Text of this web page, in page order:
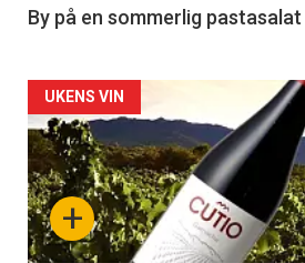
5
By på en sommerlig
Forsiden
akkurat
nå
-
+
UKENS VIN